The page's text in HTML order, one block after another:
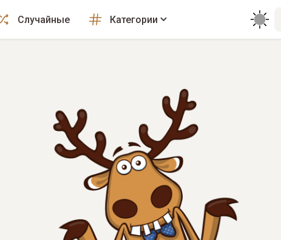
Случайные Категории